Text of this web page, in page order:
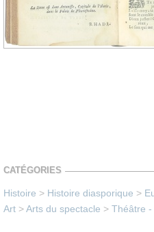
CATÉGORIES
Histoire > Histoire diasporique >
Art >Arts du spectacle > Théâtre -